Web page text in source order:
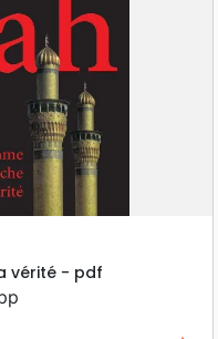
vérité - pdf